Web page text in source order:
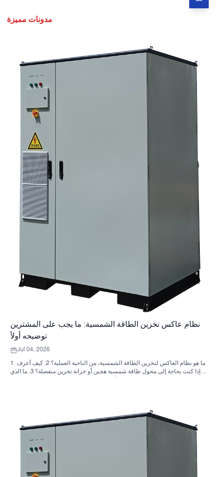
مدونات مميزة
نظام عاكس تخزين الطاقة الشمسية: ما يجب على المشترين
توضيحه أولاً
Jul 04, 2026
1. ما هو نظام العاكس لتخزين الطاقة الشمسية، من الناحية العملية؟ 2. كيف أعرف
ما إذا كنت بحاجة إلى محول طاقة شمسية هجين أو خزانة تخزين منفصلة؟ 3. ما الذي